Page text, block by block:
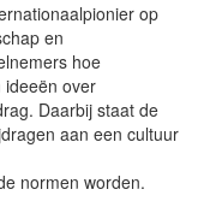
op
en
hoe
ideeën over
Daarbij staat de
aan een cultuur
normen worden.